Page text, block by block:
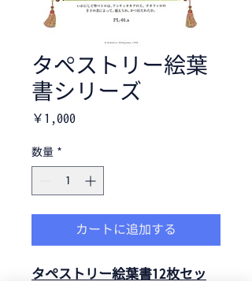
タペストリー絵葉
書シリーズ
￥1,000価
数量 *
カートに追加する
タペストリー絵葉書12枚セッ